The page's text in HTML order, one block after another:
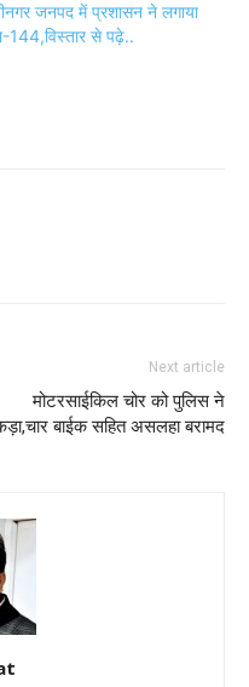
जनपद में प्रशासन ने लगाया
144,विस्तार से पढ़े..
Next article
मोटरसाईकिल चोर को पुलिस ने
बाईक सहित असलहा बरामद